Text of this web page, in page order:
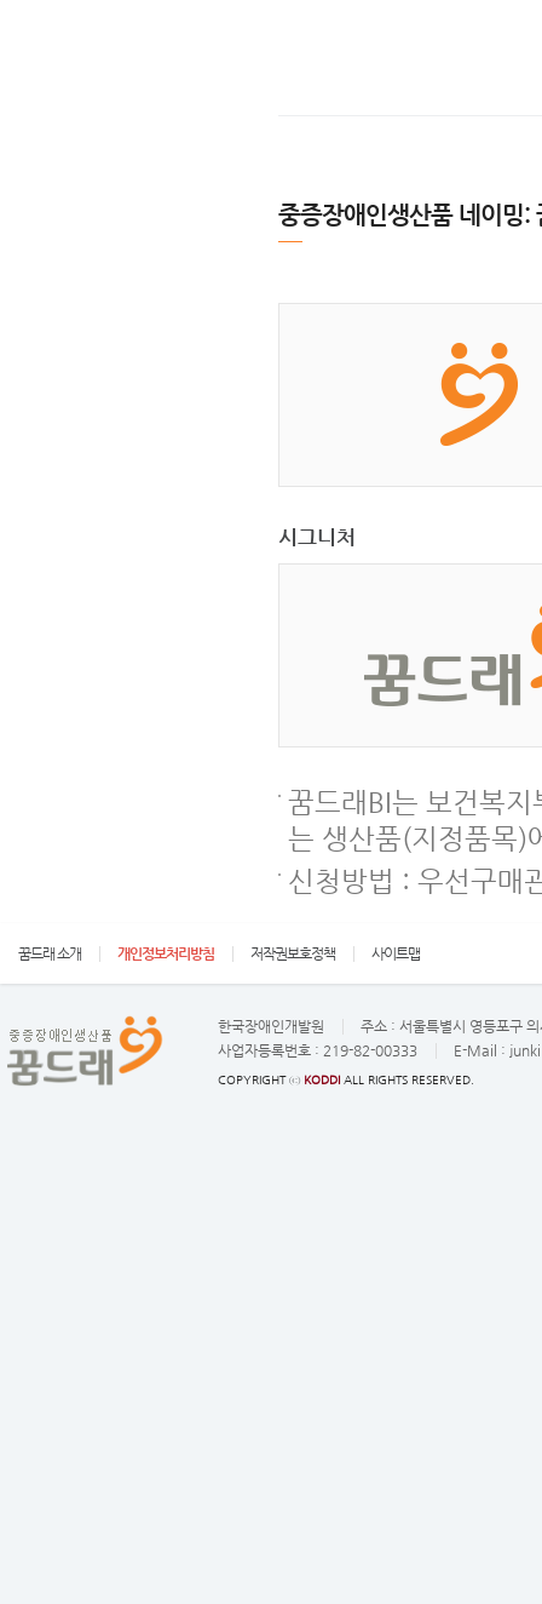
중증장애인생산품 네이밍:
시그니처
꿈드래BI는 보건복
는 생산품(지정품목)
신청방법 : 우선구매
꿈드래 소개 개인정보처리방침 저작권보호정책 사이트맵
한국장애인개발원 주소 : 서울특별시 영등포구
사업자등록번호 : 219-82-00333 E-Mail :
COPYRIGHT ⓒ KODDI ALL RIGHTS RESERVED.